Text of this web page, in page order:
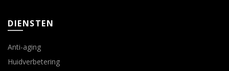
DIENSTEN
Anti-aging
Huidverbetering